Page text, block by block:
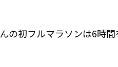
の初フルマラソンは6時